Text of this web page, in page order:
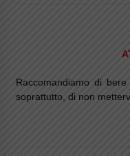
Raccomandiamo di
soprattutto, di non